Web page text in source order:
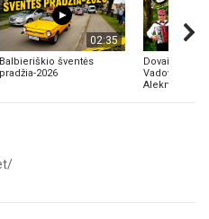
02:35
Balbieriškio šventės
pradžia-2026
Dovainonių
Vadovas
Aleknavičius